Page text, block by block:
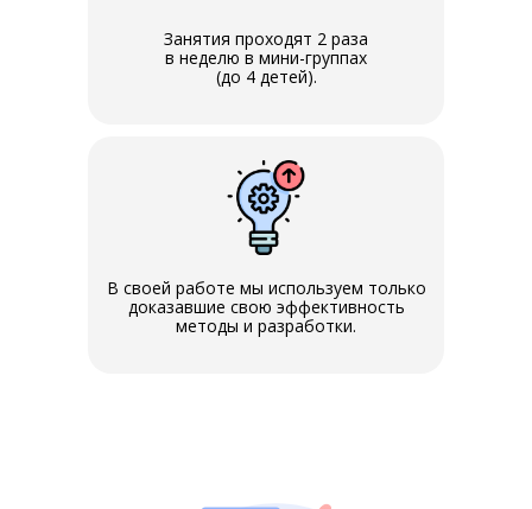
Занятия проходят 2 раза
в неделю в мини-группах
(до 4 детей).
В своей работе мы используем только
доказавшие свою эффективность
методы и разработки.